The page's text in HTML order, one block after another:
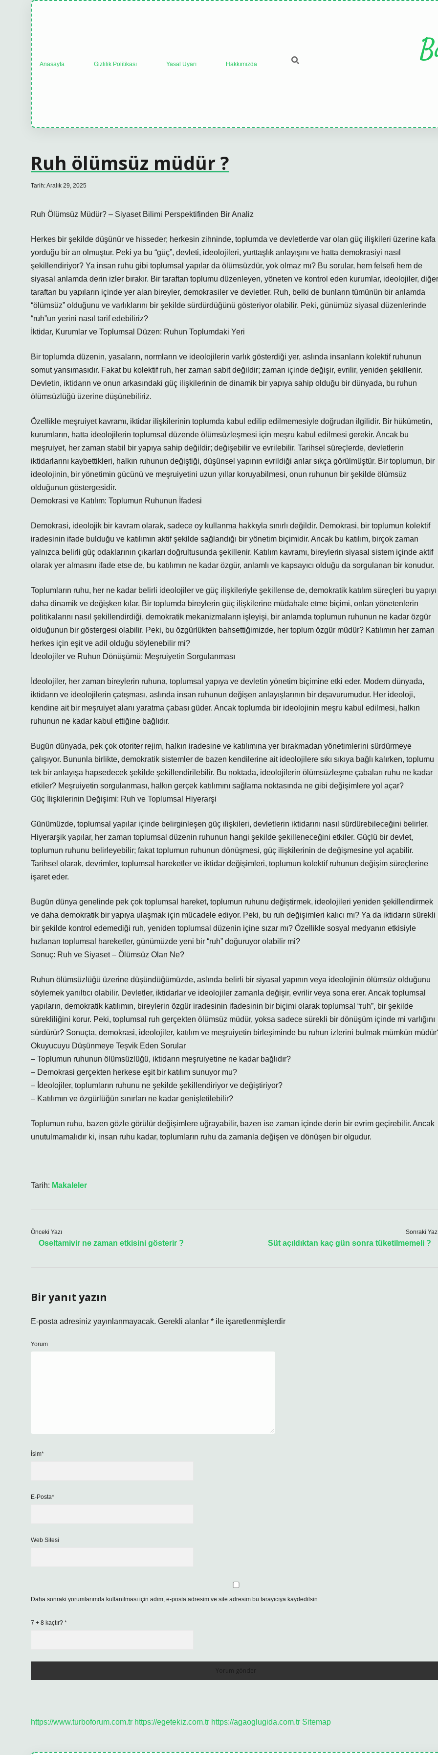
Anasayfa Gizlilik Politikası Yasal Uyarı Hakkımızda
Ruh ölümsüz müdür ?
Tarih: Aralık 29, 2025
Ruh Ölümsüz Müdür? – Siyaset Bilimi Perspektifinden Bir Analiz
Herkes bir şekilde düşünür ve hisseder; herkesin zihninde, toplumda ve devletlerde var olan güç ilişkileri üzerine kafa
yorduğu bir an olmuştur. Peki ya bu “güç”, devleti, ideolojileri, yurttaşlık anlayışını ve hatta demokrasiyi nasıl
şekillendiriyor? Ya insan ruhu gibi toplumsal yapılar da ölümsüzdür, yok olmaz mı? Bu sorular, hem felsefi hem de
siyasal anlamda derin izler bırakır. Bir taraftan toplumu düzenleyen, yöneten ve kontrol eden kurumlar, ideolojiler, diğer
taraftan bu yapıların içinde yer alan bireyler, demokrasiler ve devletler. Ruh, belki de bunların tümünün bir anlamda
“ölümsüz” olduğunu ve varlıklarını bir şekilde sürdürdüğünü gösteriyor olabilir. Peki, günümüz siyasal düzenlerinde
“ruh”un yerini nasıl tarif edebiliriz?
İktidar, Kurumlar ve Toplumsal Düzen: Ruhun Toplumdaki Yeri
Bir toplumda düzenin, yasaların, normların ve ideolojilerin varlık gösterdiği yer, aslında insanların kolektif ruhunun
somut yansımasıdır. Fakat bu kolektif ruh, her zaman sabit değildir; zaman içinde değişir, evrilir, yeniden şekillenir.
Devletin, iktidarın ve onun arkasındaki güç ilişkilerinin de dinamik bir yapıya sahip olduğu bir dünyada, bu ruhun
ölümsüzlüğü üzerine düşünebiliriz.
Özellikle meşruiyet kavramı, iktidar ilişkilerinin toplumda kabul edilip edilmemesiyle doğrudan ilgilidir. Bir hükümetin,
kurumların, hatta ideolojilerin toplumsal düzende ölümsüzleşmesi için meşru kabul edilmesi gerekir. Ancak bu
meşruiyet, her zaman stabil bir yapıya sahip değildir; değişebilir ve evrilebilir. Tarihsel süreçlerde, devletlerin
iktidarlarını kaybettikleri, halkın ruhunun değiştiği, düşünsel yapının evrildiği anlar sıkça görülmüştür. Bir toplumun, bir
ideolojinin, bir yönetimin gücünü ve meşruiyetini uzun yıllar koruyabilmesi, onun ruhunun bir şekilde ölümsüz
olduğunun göstergesidir.
Demokrasi ve Katılım: Toplumun Ruhunun İfadesi
Demokrasi, ideolojik bir kavram olarak, sadece oy kullanma hakkıyla sınırlı değildir. Demokrasi, bir toplumun kolektif
iradesinin ifade bulduğu ve katılımın aktif şekilde sağlandığı bir yönetim biçimidir. Ancak bu katılım, birçok zaman
yalnızca belirli güç odaklarının çıkarları doğrultusunda şekillenir. Katılım kavramı, bireylerin siyasal sistem içinde aktif
olarak yer almasını ifade etse de, bu katılımın ne kadar özgür, anlamlı ve kapsayıcı olduğu da sorgulanan bir konudur.
Toplumların ruhu, her ne kadar belirli ideolojiler ve güç ilişkileriyle şekillense de, demokratik katılım süreçleri bu yapıyı
daha dinamik ve değişken kılar. Bir toplumda bireylerin güç ilişkilerine müdahale etme biçimi, onları yönetenlerin
politikalarını nasıl şekillendirdiği, demokratik mekanizmaların işleyişi, bir anlamda toplumun ruhunun ne kadar özgür
olduğunun bir göstergesi olabilir. Peki, bu özgürlükten bahsettiğimizde, her toplum özgür müdür? Katılımın her zaman
herkes için eşit ve adil olduğu söylenebilir mi?
İdeolojiler ve Ruhun Dönüşümü: Meşruiyetin Sorgulanması
İdeolojiler, her zaman bireylerin ruhuna, toplumsal yapıya ve devletin yönetim biçimine etki eder. Modern dünyada,
iktidarın ve ideolojilerin çatışması, aslında insan ruhunun değişen anlayışlarının bir dışavurumudur. Her ideoloji,
kendine ait bir meşruiyet alanı yaratma çabası güder. Ancak toplumda bir ideolojinin meşru kabul edilmesi, halkın
ruhunun ne kadar kabul ettiğine bağlıdır.
Bugün dünyada, pek çok otoriter rejim, halkın iradesine ve katılımına yer bırakmadan yönetimlerini sürdürmeye
çalışıyor. Bununla birlikte, demokratik sistemler de bazen kendilerine ait ideolojilere sıkı sıkıya bağlı kalırken, toplumu
tek bir anlayışa hapsedecek şekilde şekillendirilebilir. Bu noktada, ideolojilerin ölümsüzleşme çabaları ruhu ne kadar
etkiler? Meşruiyetin sorgulanması, halkın gerçek katılımını sağlama noktasında ne gibi değişimlere yol açar?
Güç İlişkilerinin Değişimi: Ruh ve Toplumsal Hiyerarşi
Günümüzde, toplumsal yapılar içinde belirginleşen güç ilişkileri, devletlerin iktidarını nasıl sürdürebileceğini belirler.
Hiyerarşik yapılar, her zaman toplumsal düzenin ruhunun hangi şekilde şekilleneceğini etkiler. Güçlü bir devlet,
toplumun ruhunu belirleyebilir; fakat toplumun ruhunun dönüşmesi, güç ilişkilerinin de değişmesine yol açabilir.
Tarihsel olarak, devrimler, toplumsal hareketler ve iktidar değişimleri, toplumun kolektif ruhunun değişim süreçlerine
işaret eder.
Bugün dünya genelinde pek çok toplumsal hareket, toplumun ruhunu değiştirmek, ideolojileri yeniden şekillendirmek
ve daha demokratik bir yapıya ulaşmak için mücadele ediyor. Peki, bu ruh değişimleri kalıcı mı? Ya da iktidarın sürekli
bir şekilde kontrol edemediği ruh, yeniden toplumsal düzenin içine sızar mı? Özellikle sosyal medyanın etkisiyle
hızlanan toplumsal hareketler, günümüzde yeni bir “ruh” doğuruyor olabilir mi?
Sonuç: Ruh ve Siyaset – Ölümsüz Olan Ne?
Ruhun ölümsüzlüğü üzerine düşündüğümüzde, aslında belirli bir siyasal yapının veya ideolojinin ölümsüz olduğunu
söylemek yanıltıcı olabilir. Devletler, iktidarlar ve ideolojiler zamanla değişir, evrilir veya sona erer. Ancak toplumsal
yapıların, demokratik katılımın, bireylerin özgür iradesinin ifadesinin bir biçimi olarak toplumsal “ruh”, bir şekilde
sürekliliğini korur. Peki, toplumsal ruh gerçekten ölümsüz müdür, yoksa sadece sürekli bir dönüşüm içinde mi varlığını
sürdürür? Sonuçta, demokrasi, ideolojiler, katılım ve meşruiyetin birleşiminde bu ruhun izlerini bulmak mümkün
Okuyucuyu Düşünmeye Teşvik Eden Sorular
– Toplumun ruhunun ölümsüzlüğü, iktidarın meşruiyetine ne kadar bağlıdır?
– Demokrasi gerçekten herkese eşit bir katılım sunuyor mu?
– İdeolojiler, toplumların ruhunu ne şekilde şekillendiriyor ve değiştiriyor?
– Katılımın ve özgürlüğün sınırları ne kadar genişletilebilir?
Toplumun ruhu, bazen gözle görülür değişimlere uğrayabilir, bazen ise zaman içinde derin bir evrim geçirebilir. Ancak
unutulmamalıdır ki, insan ruhu kadar, toplumların ruhu da zamanla değişen ve dönüşen bir olgudur.
Tarih: Makaleler
Önceki Yazı
Oseltamivir ne zaman etkisini gösterir ?
Sonraki
Süt açıldıktan kaç gün sonra tüketilmemeli ?
Bir yanıt yazın
E-posta adresiniz yayınlanmayacak. Gerekli alanlar * ile işaretlenmişlerdir
Yorum
İsim*
E-Posta*
Web Sitesi
Daha sonraki yorumlarımda kullanılması için adım, e-posta adresim ve site adresim bu tarayıcıya kaydedilsin.
7 + 8 kaçtır? *
https://www.turboforum.com.tr https://egetekiz.com.tr https://agaoglugida.com.tr Sitemap